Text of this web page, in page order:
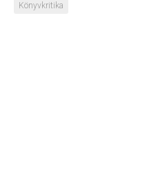
Könyvkritika